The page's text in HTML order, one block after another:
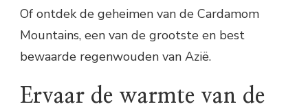
Of ontdek de geheimen van de Cardamom
Mountains, een van de grootste en best
bewaarde regenwouden van Azië.
Ervaar de warmte van de